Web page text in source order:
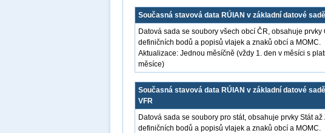
Současná stavová data RÚIAN v základní datové
Datová sada se soubory všech obcí ČR, obsahuje prvky
definičních bodů a popisů vlajek a znaků obcí a MOMC.
Aktualizace: Jednou měsíčně (vždy 1. den v měsíci s
měsíce)
Současná stavová data RÚIAN v základní datové
VFR
Datová sada se soubory pro stát, obsahuje prvky Stát
definičních bodů a popisů vlajek a znaků obcí a MOMC.